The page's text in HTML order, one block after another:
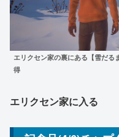
エリクセン家の裏にある【雪だ
得
エリクセン家に入る